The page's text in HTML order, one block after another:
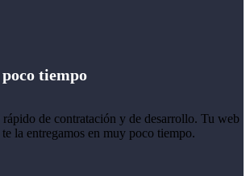
tiempo
de contratación y de desarrollo. Tu web
la entregamos en muy poco tiempo.